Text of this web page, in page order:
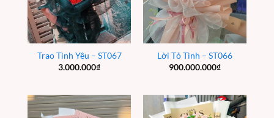
Trao Tình Yêu – ST067
3.000.000₫
Lời Tỏ Tình – ST066
900.000.000₫